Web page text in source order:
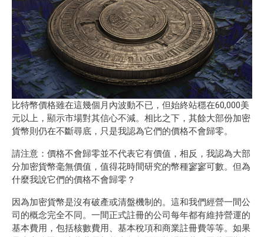
比特幣價格雖在這幾個月內波動不已，但始終站穩在60,000美
元以上，顯示市場對其信心不減。相比之下，其餘大部份加密
貨幣則仍在不斷尋底，只是我認為它們的價格不會歸零。
請注意：價格不會歸零並不代表它有價值，相反，我認為大部
分加密貨幣毫無價值，值得花時間研究的幣種寥寥可數。但為
什麼我說它們的價格不會歸零？
因為加密貨幣是沒有破產或清盤機制的。這和我們經營一間公
司的概念完全不同。一間正式註冊的公司每年都有維持營運的
基本費用，包括核數費用、基本稅項和商業註冊費等等。如果